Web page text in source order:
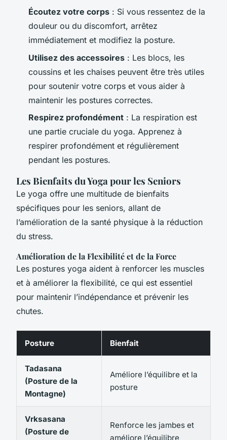
Écoutez votre corps : Si vous ressentez de la
douleur ou du discomfort, arrêtez
immédiatement et modifiez la posture.
Utilisez des accessoires : Les blocs, les
coussins et les chaises peuvent être très utiles
pour soutenir votre corps et vous aider à
maintenir les postures correctes.
Respirez profondément : La respiration est
une partie cruciale du yoga. Apprenez à
respirer profondément et régulièrement
pendant les postures.
Les Bienfaits du Yoga pour les Seniors
Le yoga offre une multitude de bienfaits
spécifiques pour les seniors, allant de
l’amélioration de la santé physique à la réduction
du stress.
Amélioration de la Flexibilité et de la Force
Les postures yoga aident à renforcer les muscles
et à améliorer la flexibilité, ce qui est essentiel
pour maintenir l’indépendance et prévenir les
chutes.
Posture Bienfait
Tadasana
(Posture de la
Montagne)
Améliore l’équilibre et la
posture
Vrksasana
(Posture de
Renforce les jambes et
améliore l’équilibre